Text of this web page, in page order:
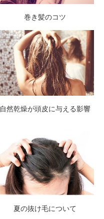
巻き髪のコツ
自然乾燥が頭皮に与える影響
夏の抜け毛について